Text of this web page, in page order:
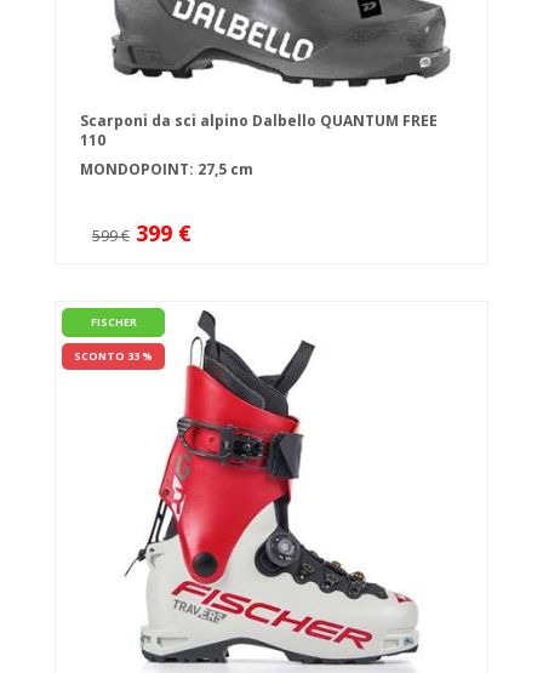
Scarponi da sci alpino Dalbello QUANTUM FREE
110
MONDOPOINT: 27,5 cm
599 € 399 €
FISCHER
SCONTO 33 %